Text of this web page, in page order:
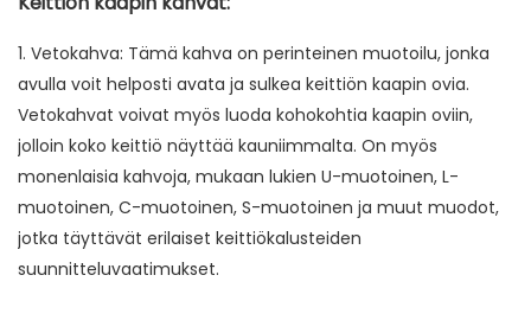
1. Vetokahva: Tämä kahva on perinteinen muotoilu, jonka
avulla voit helposti avata ja sulkea keittiön kaapin ovia.
Vetokahvat voivat myös luoda kohokohtia kaapin oviin,
jolloin koko keittiö näyttää kauniimmalta. On myös
monenlaisia ​​kahvoja, mukaan lukien U-muotoinen, L-
muotoinen, C-muotoinen, S-muotoinen ja muut muodot,
jotka täyttävät erilaiset keittiökalusteiden
suunnitteluvaatimukset.